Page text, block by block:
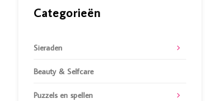
Categorieën
Sieraden
Beauty & Selfcare
Puzzels en spellen